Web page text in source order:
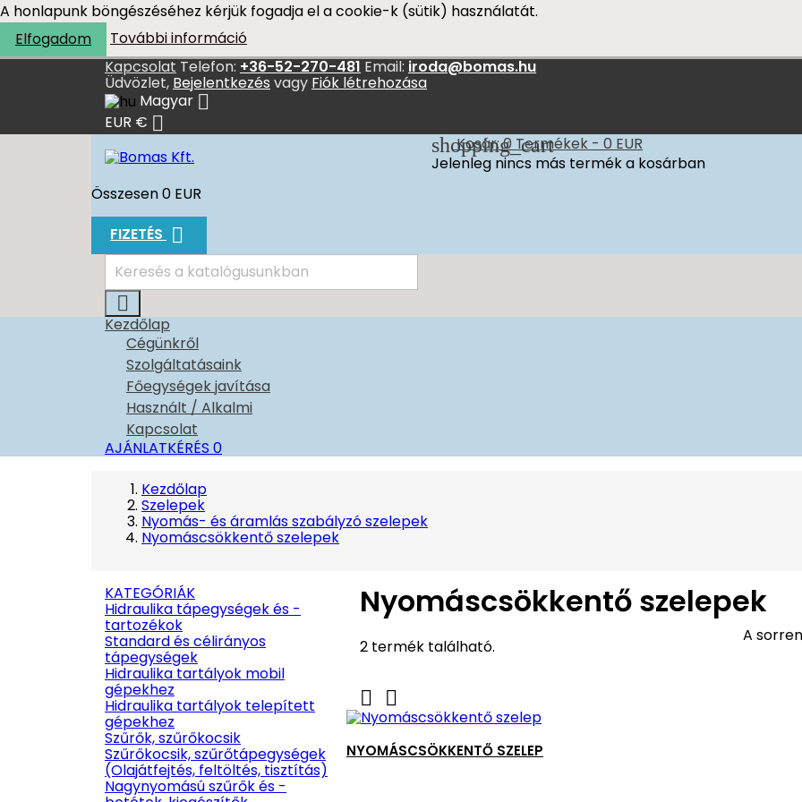
A honlapunk böngészéséhez kérjük fogadja el a cookie-k (sütik) használatát.
Elfogadom
További információ
Kapcsolat Telefon: +36-52-270-481 Email: iroda@bomas.hu
Üdvözlet, Bejelentkezés vagy Fiók létrehozása
Magyar 
EUR € 
shopping_cart
Kosár: 0 Termékek - 0 EUR
Jelenleg nincs más termék a kosárban
Összesen0 EUR
FIZETÉS 

Kezdőlap
Cégünkről
Szolgáltatásaink
Főegységek javítása
Használt / Alkalmi
Kapcsolat
AJÁNLATKÉRÉS 0
Kezdőlap
Szelepek
Nyomás- és áramlás szabályzó szelepek
Nyomáscsökkentő szelepek
KATEGÓRIÁK
Hidraulika tápegységek és -
tartozékok
Standard és célirányos
tápegységek
Hidraulika tartályok mobil
gépekhez
Hidraulika tartályok telepített
gépekhez
Szűrők, szűrőkocsik
Szűrőkocsik, szűrőtápegységek
(Olajátfejtés, feltöltés, tisztítás)
Nagynyomású szűrők és -
Nyomáscsökkentő szelepek
2 termék található.
A
 
NYOMÁSCSÖKKENTŐ SZELEP